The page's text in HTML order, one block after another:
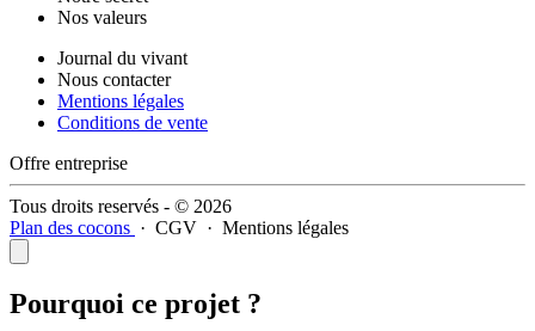
Nos valeurs
Journal du vivant
Nous contacter
Mentions légales
Conditions de vente
Offre entreprise
Tous droits reservés - © 2026
Plan des cocons · CGV · Mentions légales
Pourquoi ce projet ?